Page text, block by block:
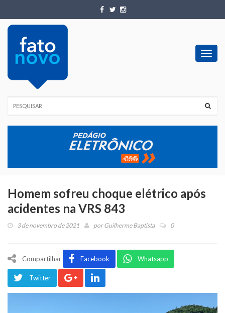
Homem sofreu choque elétrico após
acidentes na VRS 843
3 de novembro de 2021 porGuilherme Baptista 0
Compartilhar Facebook Whatsapp
Twitter